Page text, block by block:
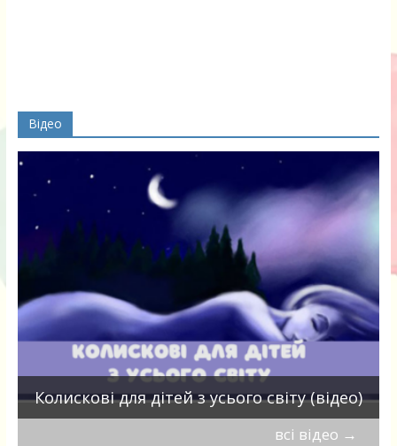
Відео
Колискові для дітей з усього світу (відео)
всі відео →